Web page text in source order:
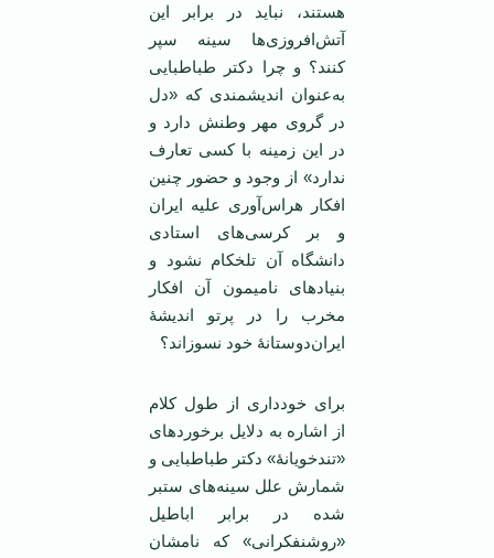
هستند، نباید در برابر این
آتش‌افروزی‌ها سینه سپر
کنند؟ و چرا دکتر طباطبایی
به‌عنوان اندیشمندی که «دل
در گروی مهر وطنش دارد و
در اين زمينه با كسی تعارف
ندارد» از وجود و حضور چنین
افکار هراس‌آوری علیه ایران
و بر کرسی‌های استادی
دانشگاه آن تلخکام نشود و
بنیادهای نامیمون آن افکار
مخرب را در پرتو اندیشۀ
ایران‌دوستانۀ خود نسوزاند؟
برای خودداری از طول کلام
از اشاره به دلایل برخوردهای
«تندخویانۀ» دکتر طباطبایی و
شمارش علل سینه‌های ستبر
شده در برابر اباطیل
«روشنفکرانی» که نامشان